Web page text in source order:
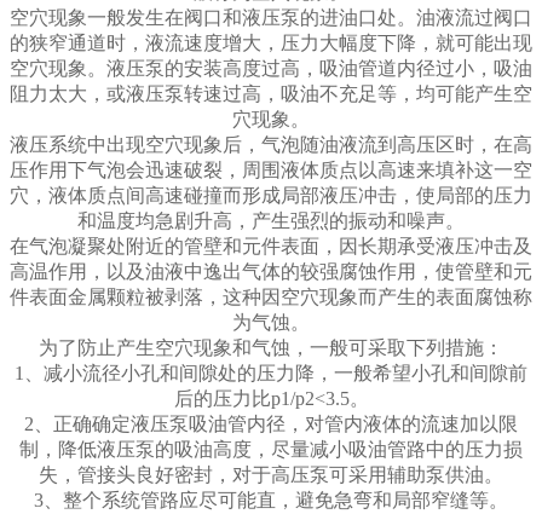
空穴现象一般发生在阀口和液压泵的进油口处。油液流过阀口
的狭窄通道时，液流速度增大，压力大幅度下降，就可能出现
空穴现象。液压泵的安装高度过高，吸油管道内径过小，吸油
阻力太大，或液压泵转速过高，吸油不充足等，均可能产生空
穴现象。
液压系统中出现空穴现象后，气泡随油液流到高压区时，在高
压作用下气泡会迅速破裂，周围液体质点以高速来填补这一空
穴，液体质点间高速碰撞而形成局部液压冲击，使局部的压力
和温度均急剧升高，产生强烈的振动和噪声。
在气泡凝聚处附近的管壁和元件表面，因长期承受液压冲击及
高温作用，以及油液中逸出气体的较强腐蚀作用，使管壁和元
件表面金属颗粒被剥落，这种因空穴现象而产生的表面腐蚀称
为气蚀。
为了防止产生空穴现象和气蚀，一般可采取下列措施：
1、减小流径小孔和间隙处的压力降，一般希望小孔和间隙前
后的压力比p1/p2<3.5。
2、正确确定液压泵吸油管内径，对管内液体的流速加以限
制，降低液压泵的吸油高度，尽量减小吸油管路中的压力损
失，管接头良好密封，对于高压泵可采用辅助泵供油。
3、整个系统管路应尽可能直，避免急弯和局部窄缝等。